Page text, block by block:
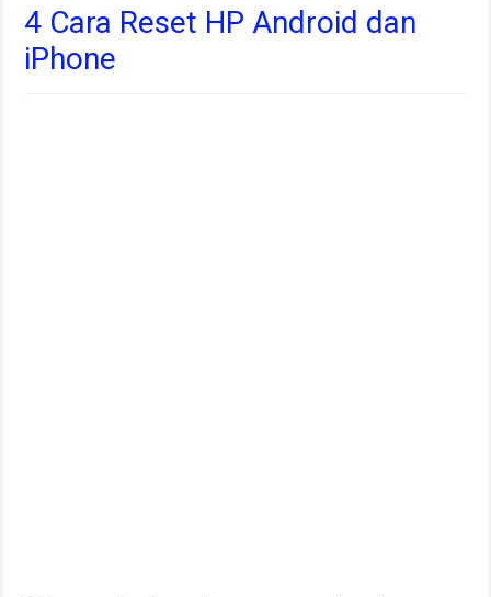
4 Cara Reset HP Android dan
iPhone